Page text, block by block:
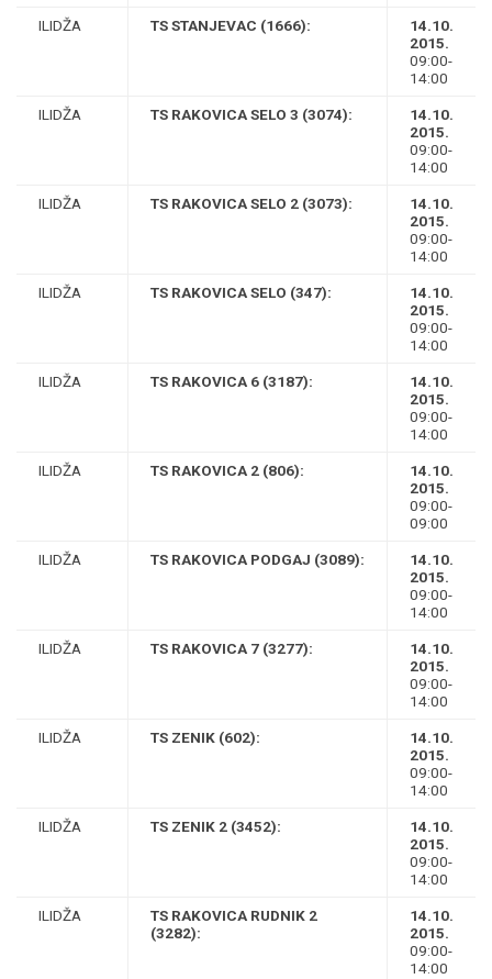
ILIDŽA TS STANJEVAC (1666):
14.10.
2015.
09:00-
14:00
ILIDŽA TS RAKOVICA SELO 3 (3074):
14.10.
2015.
09:00-
14:00
ILIDŽA TS RAKOVICA SELO 2 (3073):
14.10.
2015.
09:00-
14:00
ILIDŽA TS RAKOVICA SELO (347):
14.10.
2015.
09:00-
14:00
ILIDŽA TS RAKOVICA 6 (3187):
14.10.
2015.
09:00-
14:00
ILIDŽA TS RAKOVICA 2 (806):
14.10.
2015.
09:00-
09:00
ILIDŽA TS RAKOVICA PODGAJ (3089):
14.10.
2015.
09:00-
14:00
ILIDŽA TS RAKOVICA 7 (3277):
14.10.
2015.
09:00-
14:00
ILIDŽA TS ZENIK (602):
14.10.
2015.
09:00-
14:00
ILIDŽA TS ZENIK 2 (3452):
14.10.
2015.
09:00-
14:00
ILIDŽA
TS RAKOVICA RUDNIK 2
(3282):
14.10.
2015.
09:00-
14:00